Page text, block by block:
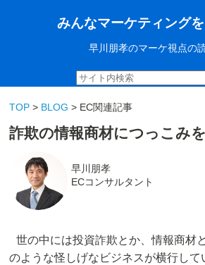
みんなマーケティング
早川朋孝のマーケ視点の
TOP > BLOG > EC関連記事
詐欺の情報商材につっこみ
早川朋孝
ECコンサルタント
世の中には投資詐欺とか、情報商材
のような怪しげなビジネスが横行して